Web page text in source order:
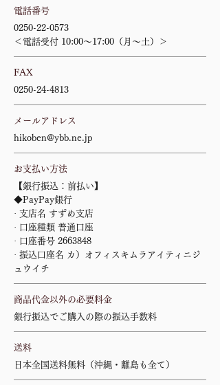
電話番号
0250-22-0573
＜電話受付 10:00～17:00（月～土）＞
FAX
0250-24-4813
メールアドレス
hikoben@ybb.ne.jp
お支払い方法
【銀行振込：前払い】
◆PayPay銀行
· 支店名 すずめ支店
· 口座種類 普通口座
· 口座番号 2663848
· 振込口座名 カ）オフィスキムラアイティニジ
ュウイチ
商品代金以外の必要料金
銀行振込でご購入の際の振込手数料
送料
日本全国送料無料（沖縄・離島も全て）